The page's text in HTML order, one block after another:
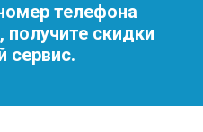
телефона
получите скидки
сервис.